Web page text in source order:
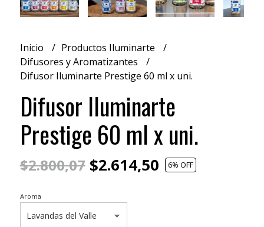
Inicio
Productos Iluminarte
Difusores y Aromatizantes
Difusor Iluminarte Prestige 60 ml x uni.
Difusor Iluminarte
Prestige 60 ml x uni.
$2.800,07$2.614,50 6% OFF
Aroma